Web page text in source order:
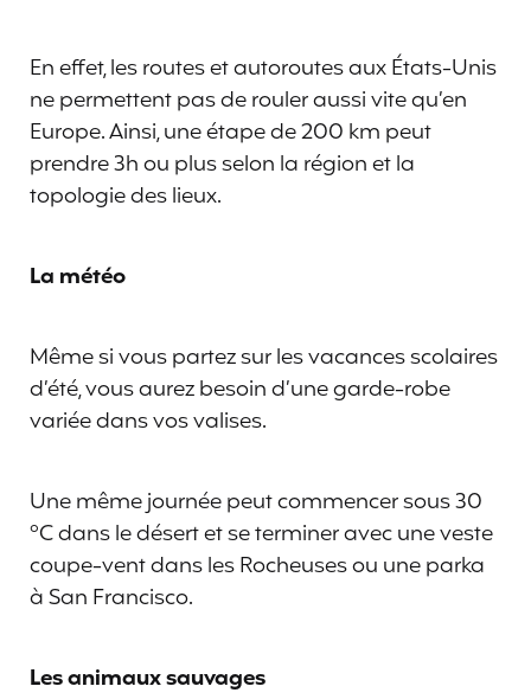
En effet, les routes et autoroutes aux États-Unis
ne permettent pas de rouler aussi vite qu’en
Europe. Ainsi, une étape de 200 km peut
prendre 3h ou plus selon la région et la
topologie des lieux.
La météo
Même si vous partez sur les vacances scolaires
d’été, vous aurez besoin d’une garde-robe
variée dans vos valises.
Une même journée peut commencer sous 30
°C dans le désert et se terminer avec une veste
coupe-vent dans les Rocheuses ou une parka
à San Francisco.
Les animaux sauvages